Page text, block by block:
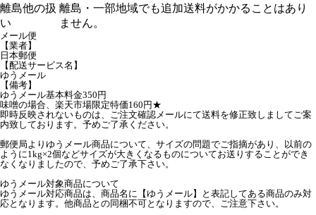
離島他の扱
い
離島・一部地域でも追加送料がかかることはあり
ません。
メール便
【業者】
日本郵便
【配送サービス名】
ゆうメール
【備考】
ゆうメール基本料金350円
味噌の場合、楽天市場限定特価160円★
即時反映されないものは、ご注文確認メールにて送料を修正致しましてご案
内致しております。予めご了承ください。
郵便局よりゆうメール商品について、サイズの問題でご指摘があり、以前の
ように1kg×2個などサイズが大きくなるものについてお送りすることができ
なくなりましたので、予めご了承下さい。
ゆうメール対象商品について
ゆうメール対応商品は、商品名に【ゆうメール】と表記してある商品のみ対
応となります。他商品との同梱不可となりますので、ご注意下さい。